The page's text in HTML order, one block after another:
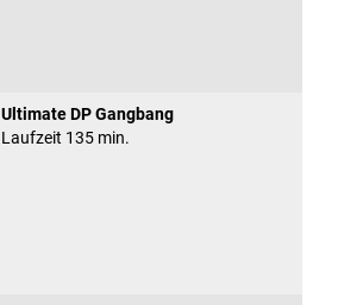
Ultimate DP Gangbang
Laufzeit 135 min.